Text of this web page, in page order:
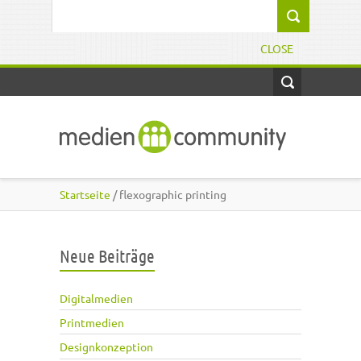
CLOSE
Startseite / flexographic printing
Neue Beiträge
Digitalmedien
Printmedien
Designkonzeption